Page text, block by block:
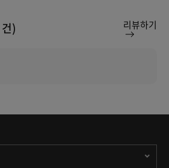
건) 리뷰하기